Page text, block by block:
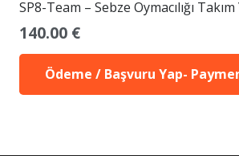
SP8-Team – Sebze Oymacılığı Takım
140.00 €
Ödeme / Başvuru Yap-